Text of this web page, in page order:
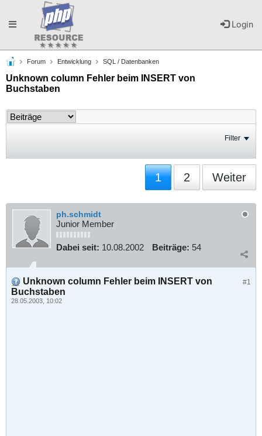
Login
Toggle
navigation
Forum Entwicklung SQL / Datenbanken
Unknown column Fehler beim INSERT von
Buchstaben
Filter
1 2 Weiter
ph.schmidt
Junior Member
Dabei seit: 10.08.2002 Beiträge: 54
#1
Unknown column Fehler beim INSERT von
Buchstaben
28.05.2003, 10:02